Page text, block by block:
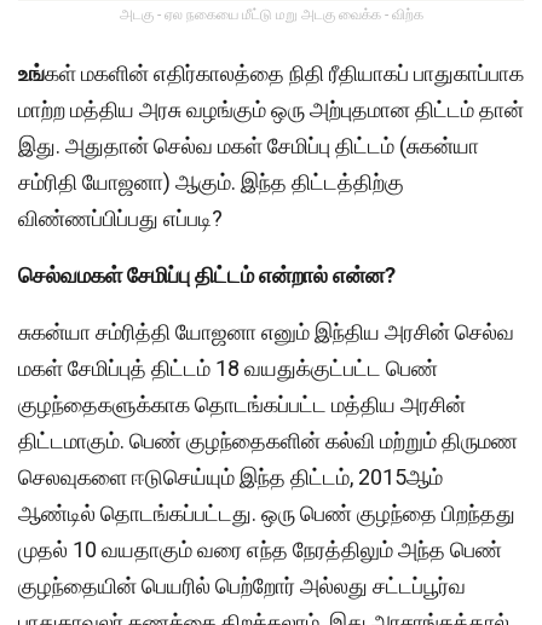
அடகு - ஏல நகையை மீட்டு மறு அடகு வைக்க - விற்க
உங்கள் மகளின் எதிர்காலத்தை நிதி ரீதியாகப் பாதுகாப்பாக
மாற்ற மத்திய அரசு வழங்கும் ஒரு அற்புதமான திட்டம் தான்
இது. அதுதான் செல்வ மகள் சேமிப்பு திட்டம் (சுகன்யா
சம்ரிதி யோஜனா) ஆகும். இந்த திட்டத்திற்கு
விண்ணப்பிப்பது எப்படி?
செல்வமகள் சேமிப்பு திட்டம் என்றால் என்ன?
சுகன்யா சம்ரித்தி யோஜனா எனும் இந்திய அரசின் செல்வ
மகள் சேமிப்புத் திட்டம் 18 வயதுக்குட்பட்ட பெண்
குழந்தைகளுக்காக தொடங்கப்பட்ட மத்திய அரசின்
திட்டமாகும். பெண் குழந்தைகளின் கல்வி மற்றும் திருமண
செலவுகளை ஈடுசெய்யும் இந்த திட்டம், 2015ஆம்
ஆண்டில் தொடங்கப்பட்டது. ஒரு பெண் குழந்தை பிறந்தது
முதல் 10 வயதாகும் வரை எந்த நேரத்திலும் அந்த பெண்
குழந்தையின் பெயரில் பெற்றோர் அல்லது சட்டப்பூர்வ